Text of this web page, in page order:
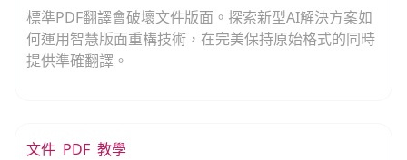
標準PDF翻譯會破壞文件版面。探索新型AI解決方案如
何運用智慧版面重構技術，在完美保持原始格式的同時
提供準確翻譯。
文件 PDF 教學